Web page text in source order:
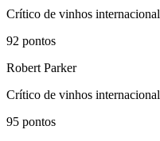
Crítico de vinhos internacional
92 pontos
Robert Parker
Crítico de vinhos internacional
95 pontos